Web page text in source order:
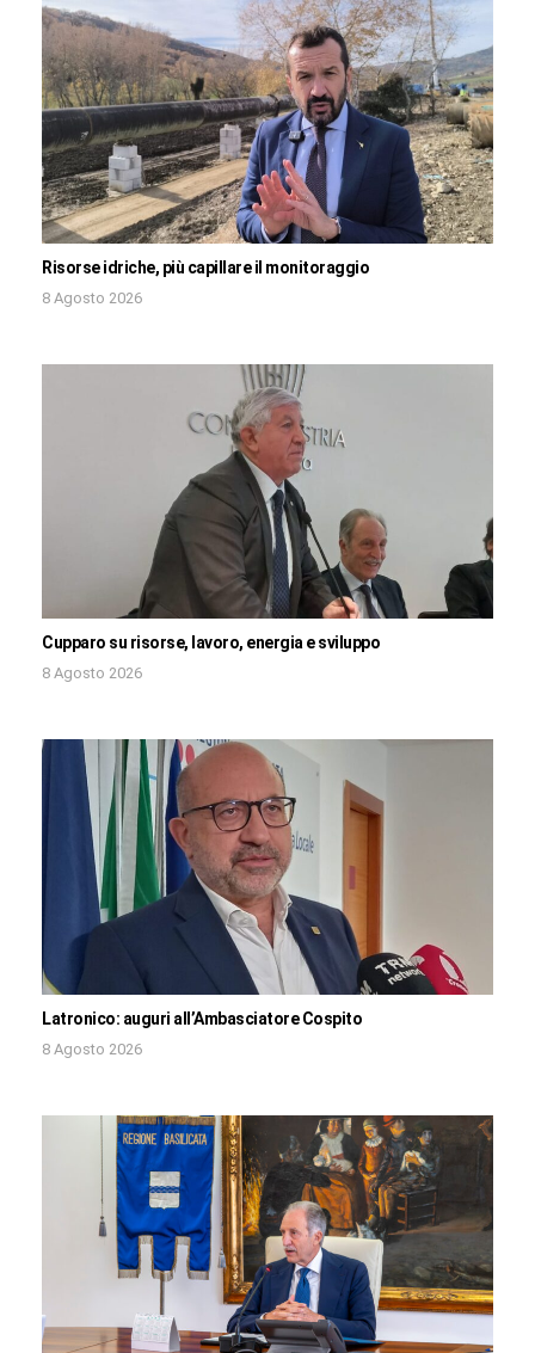
Risorse idriche, più capillare il monitoraggio
8 Agosto 2026
Cupparo su risorse, lavoro, energia e sviluppo
8 Agosto 2026
Latronico: auguri all’Ambasciatore Cospito
8 Agosto 2026